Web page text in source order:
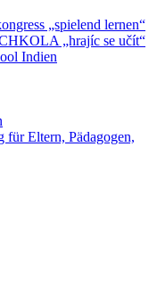
„spielend lernen“
„hrajíc se učít“
Indien
für Eltern, Pädagogen,